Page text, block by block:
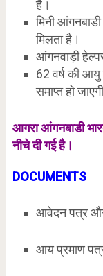
है।
मिनी
मिलता है।
आंगनवाड़ी
62 वर्ष की आयु
समाप्त हो
आगरा आंगनबाडी
नीचे दी गई है।
DOCUMENTS
आवेदन पत्र और
आय प्रमाण